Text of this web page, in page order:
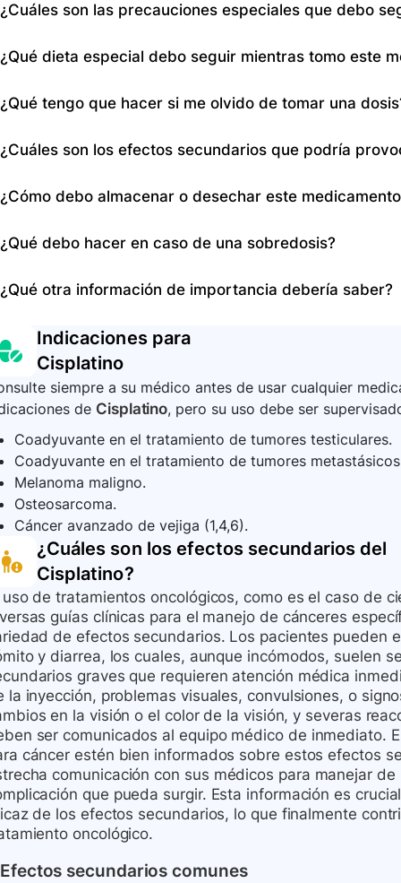
cáncer de cuello uterino avanzado, en cáncer de
¿Cuáles son las precauciones especiales que debo
amamantando, y sobre otros medicamentos que
¿Qué dieta especial debo seguir mientras tomo este
posiblemente gestionar efectos secundarios como
¿Qué tengo que hacer si me olvido de tomar una
salud, por lo que es poco probable que se omita una
¿Cuáles son los efectos secundarios que podría
manos y pies, calambres musculares, dificultad para
¿Cómo debo almacenar o desechar este
siguiendo las pautas de seguridad y regulaciones
¿Qué debo hacer en caso de una sobredosis?
salud tomarán medidas apropiadas para tratar
¿Qué otra información de importancia debería saber?
tanto de posibles interacciones medicamentosas y
grave.
Indicaciones para
Cisplatino
siempre a su médico antes de usar cualquier
de Cisplatino, pero su uso debe ser
Coadyuvante en el tratamiento de tumores testiculares.
Coadyuvante en el tratamiento de tumores
Melanoma maligno.
Osteosarcoma.
Cáncer avanzado de vejiga (1,4,6).
¿Cuáles son los efectos secundarios del
Cisplatino?
uso de tratamientos oncológicos, como es el caso de
guías clínicas para el manejo de cánceres
de efectos secundarios. Los pacientes pueden
y diarrea, los cuales, aunque incómodos, suelen
graves que requieren atención médica
la inyección, problemas visuales, convulsiones, o
en la visión o el color de la visión, y severas
ser comunicados al equipo médico de inmediato.
cáncer estén bien informados sobre estos efectos
comunicación con sus médicos para manejar
que pueda surgir. Esta información es
de los efectos secundarios, lo que finalmente
oncológico.
Efectos secundarios comunes